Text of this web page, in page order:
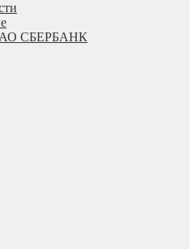
СБЕРБАНК